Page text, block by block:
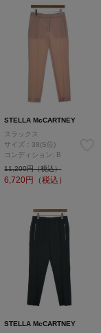
STELLA McCARTNEY
スラックス
サイズ：38(S位)
コンディション: B
11,200円（税込）
6,720円（税込）
STELLA McCARTNEY